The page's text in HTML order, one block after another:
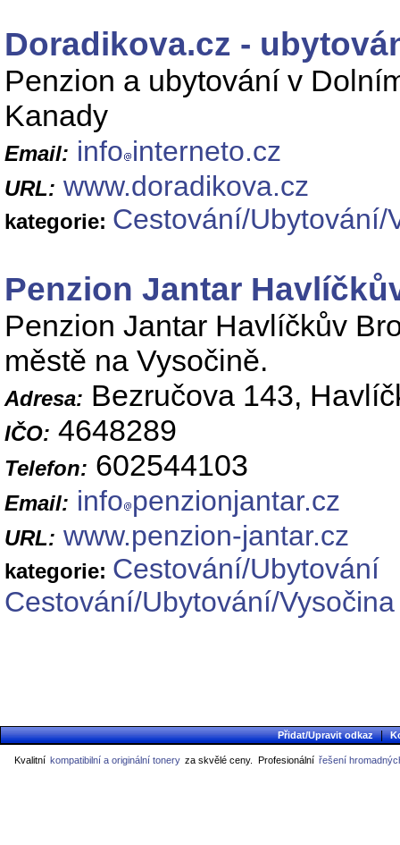
Doradikova.cz -
Penzion a ubytování v
Kanady
Email: info interneto.cz
URL: www.doradikova.cz
kategorie: Cestování/Ubytování/
Penzion Jantar
Penzion Jantar Havlíčkův
městě na Vysočině.
Adresa: Bezručova 143,
IČO: 4648289
Telefon: 602544103
Email: info penzionjantar.cz
URL: www.penzion-jantar.cz
kategorie: Cestování/Ubytování
Cestování/Ubytování/Vysočina
Přidat/Upravit odkaz |
Kvalitní kompatibilní a originální tonery za skvělé ceny. Profesionální řešení